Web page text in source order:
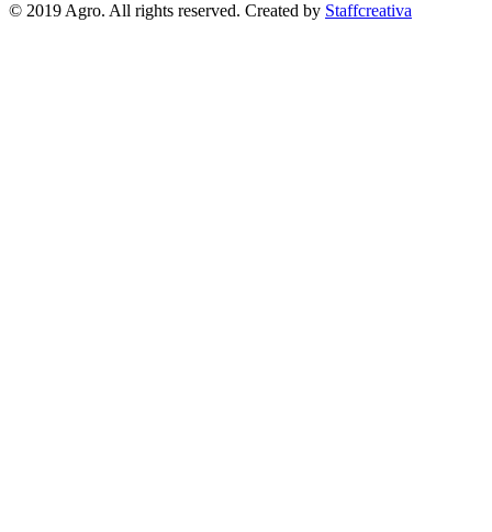
© 2019 Agro. All rights reserved. Created by Staffcreativa